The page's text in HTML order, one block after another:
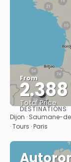
From
Total Price
DESTINATIONS
Dijon · Saumane-
· Tours · Paris